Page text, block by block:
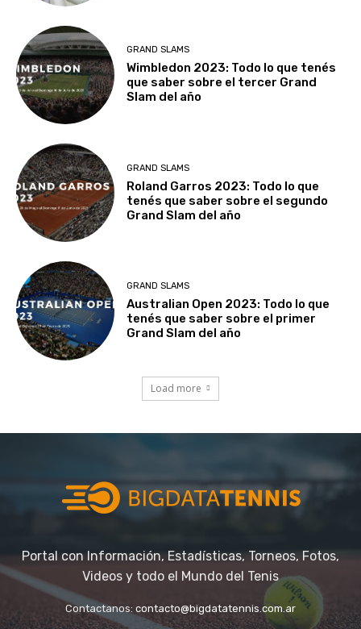
GRAND SLAMS
Wimbledon 2023: Todo lo que tenés
que saber sobre el tercer Grand
Slam del año
GRAND SLAMS
Roland Garros 2023: Todo lo que
tenés que saber sobre el segundo
Grand Slam del año
GRAND SLAMS
Australian Open 2023: Todo lo que
tenés que saber sobre el primer
Grand Slam del año
Load more
Portal con Información, Estadísticas, Torneos, Fotos,
Videos y todo el Mundo del Tenis
Contactanos: contacto@bigdatatennis.com.ar